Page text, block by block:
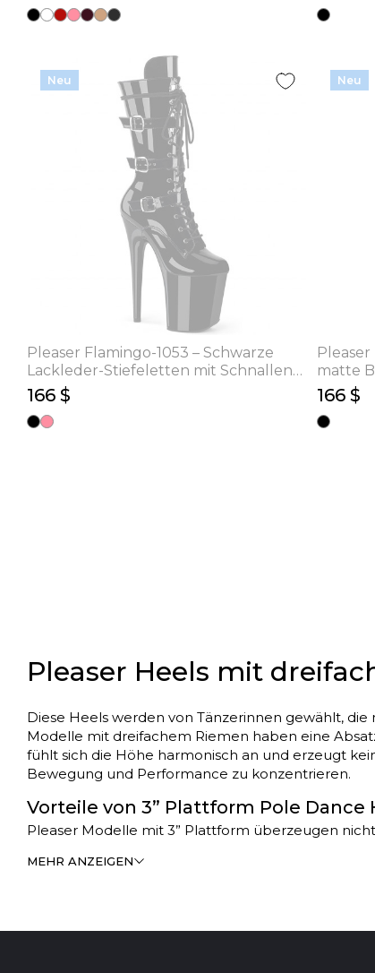
Neu
Pleaser Flamingo-1053 – Schwarze
Lackleder-Stiefeletten mit Schnallen
(Absatz 20 cm)
166 $
Neu
Pleaser
matte
cm)
166 $
Pleaser Heels mit
Diese Heels werden von Tänzerinnen gewählt,
Modelle mit dreifachem Riemen haben eine
fühlt sich die Höhe harmonisch an und erzeugt
Bewegung und Performance zu konzentrieren.
Vorteile von 3” Plattform Pole Dance
Pleaser Modelle mit 3” Plattform überzeugen
Erstens die Höhe. Modelle mit dreifachem
gleichmäßig, sodass sich die Höhe auch bei
MEHR ANZEIGEN